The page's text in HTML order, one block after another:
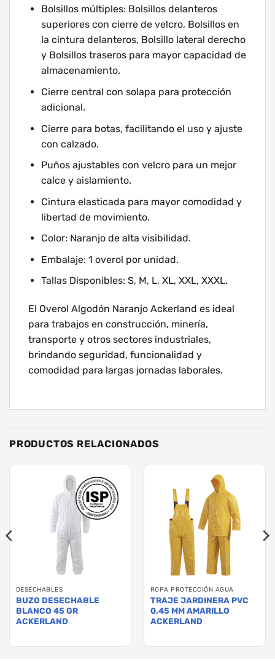
Bolsillos múltiples: Bolsillos delanteros
superiores con cierre de velcro, Bolsillos en
la cintura delanteros, Bolsillo lateral derecho
y Bolsillos traseros para mayor capacidad de
almacenamiento.
Cierre central con solapa para protección
adicional.
Cierre para botas, facilitando el uso y ajuste
con calzado.
Puños ajustables con velcro para un mejor
calce y aislamiento.
Cintura elasticada para mayor comodidad y
libertad de movimiento.
Color: Naranjo de alta visibilidad.
Embalaje: 1 overol por unidad.
Tallas Disponibles: S, M, L, XL, XXL, XXXL.
El Overol Algodón Naranjo Ackerland es ideal
para trabajos en construcción, minería,
transporte y otros sectores industriales,
brindando seguridad, funcionalidad y
comodidad para largas jornadas laborales.
PRODUCTOS RELACIONADOS
DESECHABLES
BUZO DESECHABLE
BLANCO 45 GR
ACKERLAND
producto
ROPA PROTECCIÓN AGUA
TRAJE JARDINERA PVC
0,45 MM AMARILLO
ACKERLAND
producto